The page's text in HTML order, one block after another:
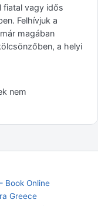
fiatal vagy idős
Felhívjuk a
magában
a helyi
nem
Book Online
Greece